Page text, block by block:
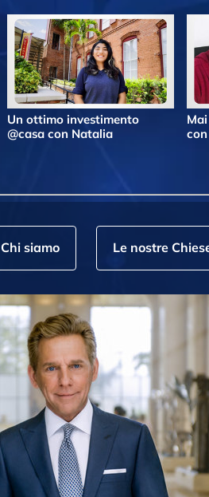
Un ottimo investimento
@casa con Natalia
Chi siamo Le nostre